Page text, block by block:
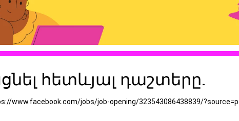
հետևյալ դաշտերը.
jobs/job-opening/323543086438839/